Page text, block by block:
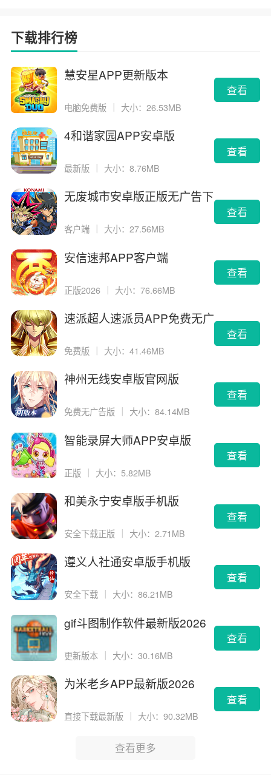
下载排行榜
慧安星APP更新版本
电脑免费版 ｜ 大小：26.53MB
查看
4和谐家园APP安卓版
最新版 大小：8.76MB
查看
无废城市安卓版正版无广告下
客户端 大小：27.56MB
查看
安信速邦APP客户端
正版2026 ｜ 大小：76.66MB
查看
速派超人速派员APP免费无广
免费版 大小：41.46MB
查看
神州无线安卓版官网版
免费无广告版 大小：84.14MB
查看
智能录屏大师APP安卓版
正版 ｜ 大小：5.82MB
查看
和美永宁安卓版手机版
安全下载正版 大小：2.71MB
查看
遵义人社通安卓版手机版
安全下载 大小：86.21MB
查看
gif斗图制作软件最新版2026
更新版本 ｜ 大小：30.16MB
查看
为米老乡APP最新版2026
直接下载最新版 大小：90.32MB
查看
查看更多